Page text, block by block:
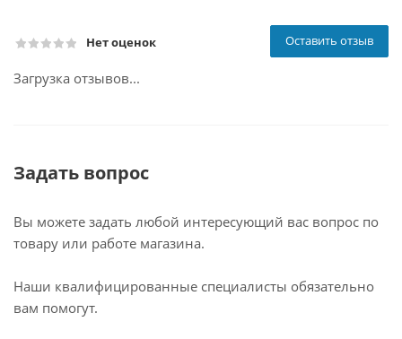
Нет оценок Оставить отзыв
Загрузка отзывов...
Задать вопрос
Вы можете задать любой интересующий вас вопрос по
товару или работе магазина.
Наши квалифицированные специалисты обязательно
вам помогут.